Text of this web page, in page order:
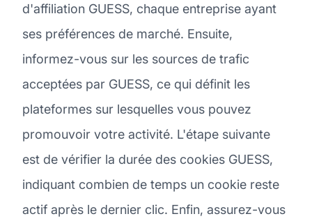
d'affiliation GUESS, chaque entreprise ayant
ses préférences de marché. Ensuite,
informez-vous sur les sources de trafic
acceptées par GUESS, ce qui définit les
plateformes sur lesquelles vous pouvez
promouvoir votre activité. L'étape suivante
est de vérifier la durée des cookies GUESS,
indiquant combien de temps un cookie reste
actif après le dernier clic. Enfin, assurez-vous